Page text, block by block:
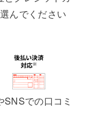
んでください
での口コミ